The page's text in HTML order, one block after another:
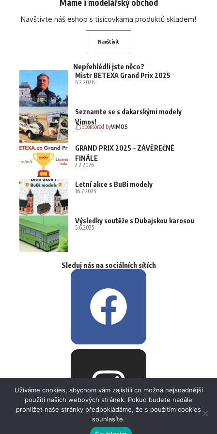
Máme i modelářský obchod
Navštivte náš eshop s tisícovkama produktů skladem!
Navštívit
Nepřehlédli jste něco?
Mistr BETEXA Grand Prix 2025
4.2.2026
Seznamte se s dakarskými modely
Vimos!
Sponsored byVIMOS
GRAND PRIX 2025 – ZÁVĚREČNÉ
FINÁLE
2.2.2026
Letní akce s BuBi modely
16.7.2025
Výsledky soutěže s Dubajskou karosou
5.6.2025
Sleduj nás na sociálních sítích
Užíváme cookies, abychom vám zajistili co možná nejsnadnější
použití našich webových stránek. Pokud budete nadále
prohlížet naše stránky předpokládáme, že s použitím cookies
souhlasíte.